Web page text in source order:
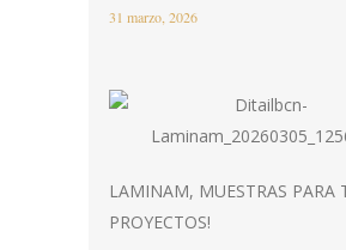
31 marzo, 2026
LAMINAM, MUESTRAS PARA
PROYECTOS!